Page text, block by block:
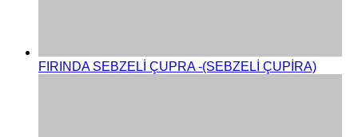
FIRINDA SEBZELİ ÇUPRA -(SEBZELİ ÇUPİRA)